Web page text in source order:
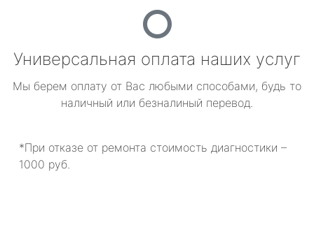
Универсальная оплата наших услуг
Мы берем оплату от Вас любыми способами, будь то
наличный или безналиный перевод.
*При отказе от ремонта стоимость диагностики –
1000 руб.